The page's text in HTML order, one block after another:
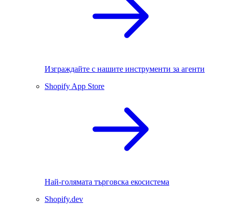
Изграждайте с нашите инструменти за агенти
Shopify App Store
Най-голямата търговска екосистема
Shopify.dev